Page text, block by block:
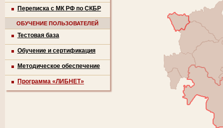
Переписка с МК РФ по СКБР
ОБУЧЕНИЕ ПОЛЬЗОВАТЕЛЕЙ
Тестовая база
Обучение и сертификация
Методическое обеспечение
Программа «ЛИБНЕТ»